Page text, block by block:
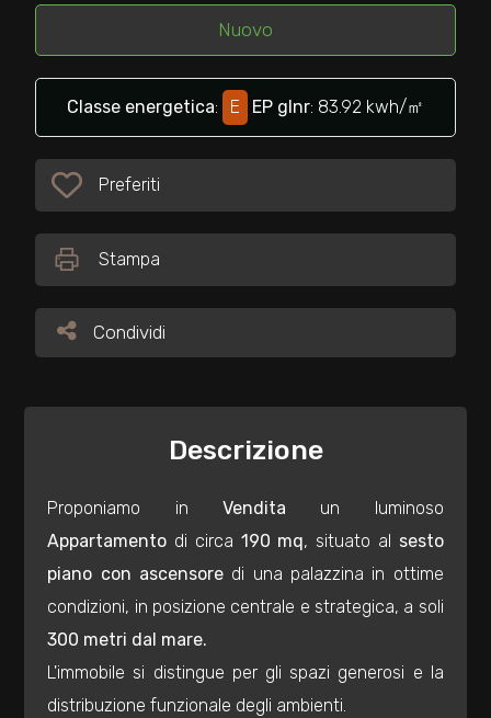
Nuovo
Classe energetica: E EP glnr: 83.92 kwh/㎡
Preferiti: Cod. 34222
Preferiti
Stampa
Condividi
Condividi
Descrizione
Proponiamo in Vendita un luminoso
Appartamento di circa 190 mq, situato al sesto
piano con ascensoredi una palazzina in ottime
condizioni, in posizione centrale e strategica, a soli
300 metri dal mare.
L'immobile si distingue per gli spazi generosi e la
distribuzione funzionale degli ambienti.
Qualsiasi
Commerciali
Industriali
Terreni
mq